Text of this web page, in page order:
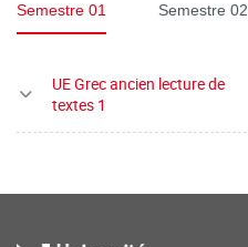
Semestre 01 Semestre 02
UE Grec ancien lecture de
textes 1